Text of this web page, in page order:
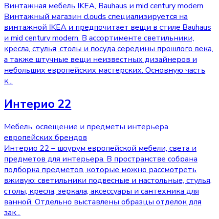
Винтажная мебель IKEA, Bauhaus и mid century modern
Винтажный магазин clouds специализируется на
винтажной IKEA и предпочитает вещи в стиле Bauhaus
и mid century modern. В ассортименте светильники,
кресла, стулья, столы и посуда середины прошлого века,
а также штучные вещи неизвестных дизайнеров и
небольших европейских мастерских. Основную часть
к...
Интерио 22
Мебель, освещение и предметы интерьера
европейских брендов
Интерио 22 – шоурум европейской мебели, света и
предметов для интерьера. В пространстве собрана
подборка предметов, которые можно рассмотреть
вживую: светильники подвесные и настольные, стулья,
столы, кресла, зеркала, аксессуары и сантехника для
ванной. Отдельно выставлены образцы отделок для
зак...